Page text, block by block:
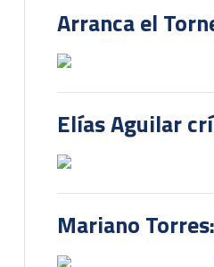
Arranca el
Elías Aguilar
Mariano